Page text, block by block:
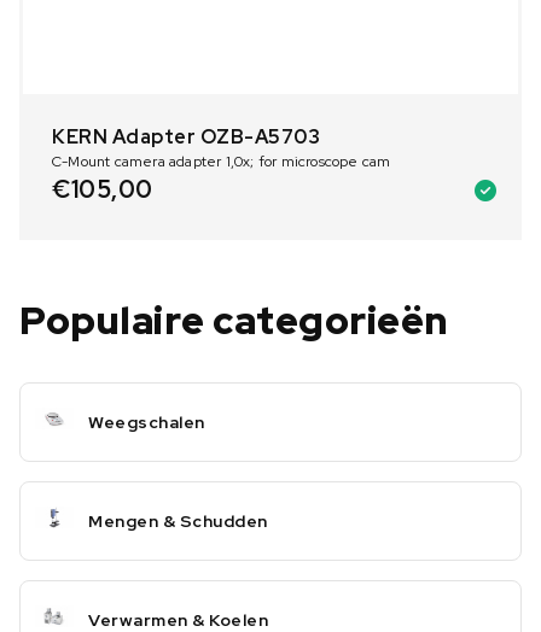
KERN Adapter OZB-A5703
C-Mount camera adapter 1,0x; for microscope cam
€105,00
Populaire categorieën
Weegschalen
Mengen & Schudden
Verwarmen & Koelen